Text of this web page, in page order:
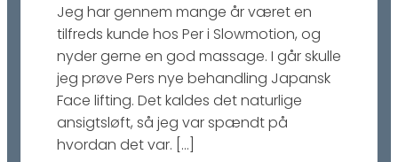
Jeg har gennem mange år været en
tilfreds kunde hos Per i Slowmotion, og
nyder gerne en god massage. I går skulle
jeg prøve Pers nye behandling Japansk
Face lifting. Det kaldes det naturlige
ansigtsløft, så jeg var spændt på
hvordan det var. […]